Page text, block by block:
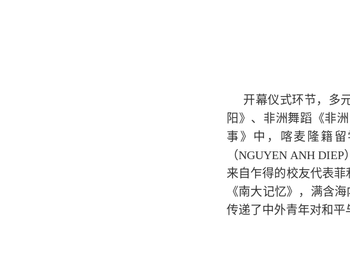
开幕仪式环节，多
阳》、非洲舞蹈《非
事》中，喀麦隆籍留
（NGUYEN ANH
来自乍得的校友代表菲
《南大记忆》，满含
传递了中外青年对和平